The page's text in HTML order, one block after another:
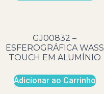
GJ00832 –
ESFEROGRÁFICA WASS
TOUCH EM ALUMÍNIO
Adicionar ao Carrinho